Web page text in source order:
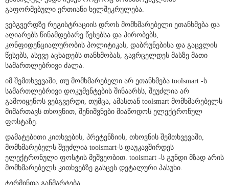
განხილულ უნდა იქნეს როგორც მომხმარებელთან
გაფორმებული ერთიანი ხელშეკრულება.
ვებგვერდზე რეგისტრაციის დროს მომხმარებელი ეთანხმება და
აღიარებს წინამდებარე წესებსა და პირობებს,
კონფიდენციალურობის პოლიტიკას, დაბრუნებისა და გაცვლის
წესებს, ასევე აცხადებს თანხმობას, გავრცელდეს მასზე მათი
სამართლებრივი ძალა.
იმ შემთხვევაში, თუ მომხმარებელი არ ეთანხმება toolsmart -ს
სამართლებრივი დოკუმენტების შინაარსს, შეუძლია არ
გამოიყენოს ვებგვერდი, თუმცა, ამასთან toolsmart მომხმარებელს
მიმართავს თხოვნით, შენიშვნები მიაწოდოს ელექტრონულ
ფოსტაზე.
დამატებითი კითხვების, პრეტენზიის, თხოვნის შემთხვევაში,
მომხმარებელს შეუძლია toolsmart-ს დაუკავშირდეს
ელექტრონული ფოსტის მეშვეობით. toolsmart -ს გუნდი მზად არის
მომხმარებელს კითხვებზე გასცეს დეტალური პასუხი.